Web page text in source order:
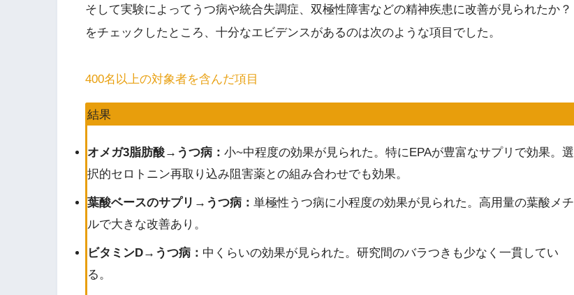
そして実験によってうつ病や統合失調症、双極性障害などの精神疾患に改善が見られたか？
をチェックしたところ、十分なエビデンスがあるのは次のような項目でした。
400名以上の対象者を含んだ項目
結果
オメガ3脂肪酸→うつ病： 小~中程度の効果が見られた。特にEPAが豊富なサプリで効果。選
択的セロトニン再取り込み阻害薬との組み合わせでも効果。
葉酸ベースのサプリ→うつ病： 単極性うつ病に小程度の効果が見られた。高用量の葉酸メチ
ルで大きな改善あり。
ビタミンD→うつ病： 中くらいの効果が見られた。研究間のバラつきも少なく一貫してい
る。